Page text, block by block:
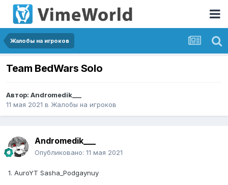
Жалобы на игроков
Team BedWars Solo
Автор: Andromedik___
11 мая 2021 в Жалобы на игроков
Andromedik___
Опубликовано: 11 мая 2021
1. AuroYT Sasha_Podgaynuy